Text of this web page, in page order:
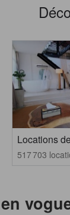
Locations
517 703